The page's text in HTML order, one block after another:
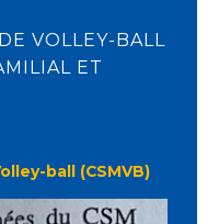
VOLLEY-BALL
ET
ball (CSMVB)